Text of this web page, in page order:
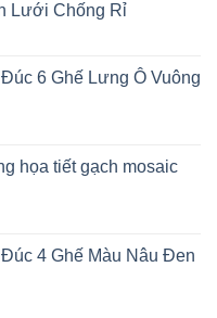
Lưới Chống Rỉ
6 Ghế Lưng Ô Vuông
họa tiết gạch mosaic
4 Ghế Màu Nâu Đen